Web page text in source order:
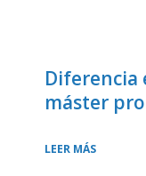
Diferencia
máster
LEER MÁS